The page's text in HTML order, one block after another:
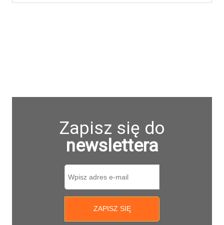
Zapisz się do
newslettera
ZAPISZ SIĘ